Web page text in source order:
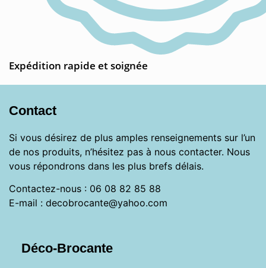
Expédition rapide et soignée
Contact
Si vous désirez de plus amples renseignements sur l’un
de nos produits, n’hésitez pas à nous contacter. Nous
vous répondrons dans les plus brefs délais.
Contactez-nous : 06 08 82 85 88
E-mail : decobrocante@yahoo.com
Déco-Brocante